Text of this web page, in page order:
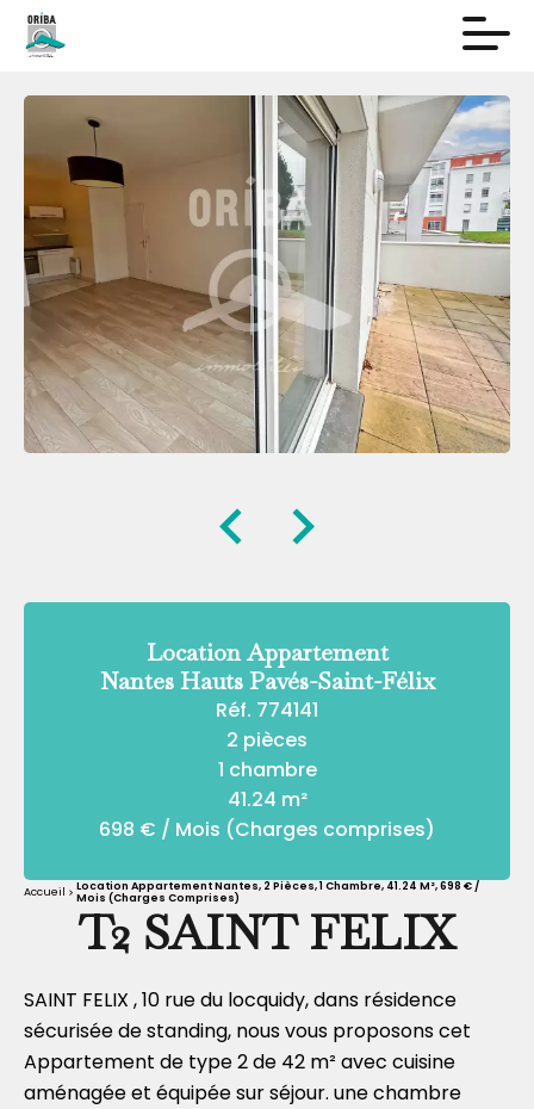
Location Appartement
Nantes Hauts Pavés-Saint-Félix
Réf. 774141
2 pièces
1 chambre
41.24 m²
698 € / Mois (Charges comprises)
Accueil
Location Appartement Nantes, 2 Pièces, 1 Chambre, 41.24 M², 698 € /
Mois (Charges Comprises)
T2 SAINT FELIX
SAINT FELIX , 10 rue du locquidy, dans résidence
sécurisée de standing, nous vous proposons cet
Appartement de type 2 de 42 m² avec cuisine
aménagée et équipée sur séjour. une chambre